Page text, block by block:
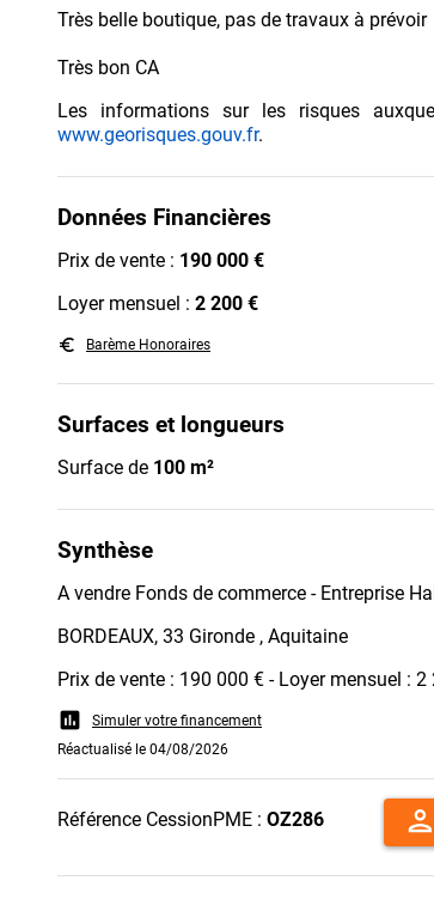
Très belle boutique, pas de travaux à prévoir
Très bon CA
Les informations sur les risques
www.georisques.gouv.fr.
Données Financières
Prix de vente : 190 000 €
Loyer mensuel : 2 200 €
euro_symbol Barème Honoraires
Surfaces et longueurs
Surface de 100 m²
Synthèse
A vendre Fonds de commerce - Entreprise
BORDEAUX, 33 Gironde , Aquitaine
Prix de vente : 190 000 € - Loyer mensuel : 2
assessment
Simuler votre financement
Réactualisé le 04/08/2026
Référence CessionPME : OZ286 person